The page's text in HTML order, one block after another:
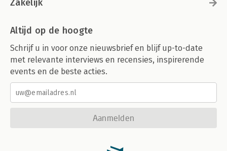
Zakelijk
Altijd op de hoogte
Schrijf u in voor onze nieuwsbrief en blijf up-to-date
met relevante interviews en recensies, inspirerende
events en de beste acties.
Aanmelden